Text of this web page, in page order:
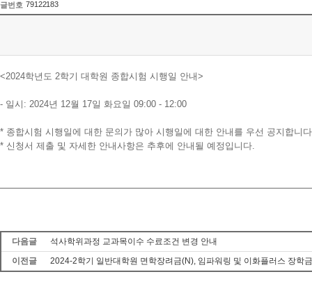
글번호 79122183
<2024학년도 2학기 대학원 종합시험 시행일 안내>
- 일시: 2024년 12월 17일 화요일 09:00 - 12:00
* 종합시험 시행일에 대한 문의가 많아 시행일에 대한 안내를 우선 공지합니
* 신청서 제출 및 자세한 안내사항은 추후에 안내될 예정입니다.
다음글
석사학위과정 교과목이수 수료조건 변경 안내
이전글
2024-2학기 일반대학원 면학장려금(N), 임파워링 및 이화플러스 장학